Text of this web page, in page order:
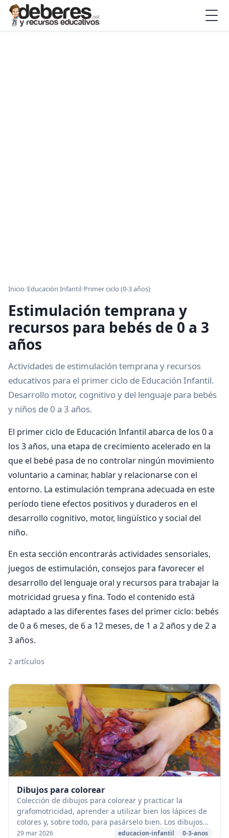
Inicio/Educación Infantil/Primer ciclo (0-3 años)
Estimulación temprana y
recursos para bebés de 0 a 3
años
Actividades de estimulación temprana y recursos
educativos para el primer ciclo de Educación Infantil.
Desarrollo motor, cognitivo y del lenguaje para bebés
y niños de 0 a 3 años.
El primer ciclo de Educación Infantil abarca de los 0 a
los 3 años, una etapa de crecimiento acelerado en la
que el bebé pasa de no controlar ningún movimiento
voluntario a caminar, hablar y relacionarse con el
entorno. La estimulación temprana adecuada en este
período tiene efectos positivos y duraderos en el
desarrollo cognitivo, motor, lingüístico y social del
niño.
En esta sección encontrarás actividades sensoriales,
juegos de estimulación, consejos para favorecer el
desarrollo del lenguaje oral y recursos para trabajar la
motricidad gruesa y fina. Todo el contenido está
adaptado a las diferentes fases del primer ciclo: bebés
de 0 a 6 meses, de 6 a 12 meses, de 1 a 2 años y de 2 a
3 años.
2 artículos
Dibujos para colorear
Colección de dibujos para colorear y practicar la
grafomotricidad, aprender a utilizar bien los lápices de
colores y, sobre todo, para pasárselo bien. Los dibujos
están listos para imprimir en papel, ...
29 mar 2026 educacion-infantil 0-3-anos